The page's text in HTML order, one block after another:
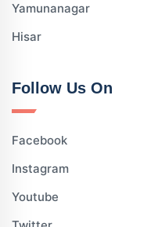
Yamunanagar
Hisar
Follow Us On
Facebook
Instagram
Youtube